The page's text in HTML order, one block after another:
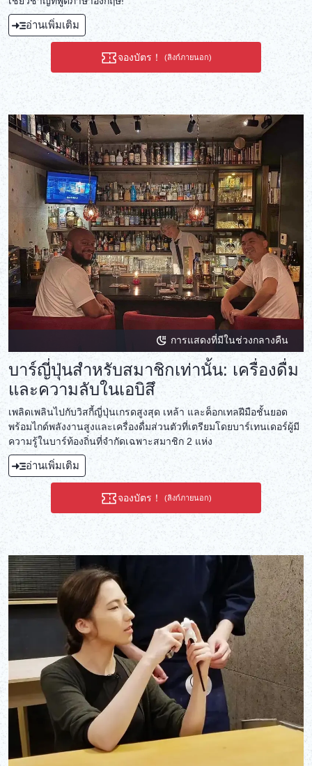
อ่านเพิ่มเติม
จองบัตร！ (ลิงก์ภายนอก)
การแสดงที่มีในช่วงกลางคืน
บาร์ญี่ปุ่นสำหรับสมาชิกเท่านั้น: เครื่องดื่ม
และความลับในเอบิสึ
เพลิดเพลินไปกับวิสกี้ญี่ปุ่นเกรดสูงสุด เหล้า และค็อกเทลฝีมือชั้นยอด
พร้อมไกด์พลังงานสูงและเครื่องดื่มส่วนตัวที่เตรียมโดยบาร์เทนเดอร์ผู้มี
ความรู้ในบาร์ท้องถิ่นที่จำกัดเฉพาะสมาชิก 2 แห่ง
อ่านเพิ่มเติม
จองบัตร！ (ลิงก์ภายนอก)